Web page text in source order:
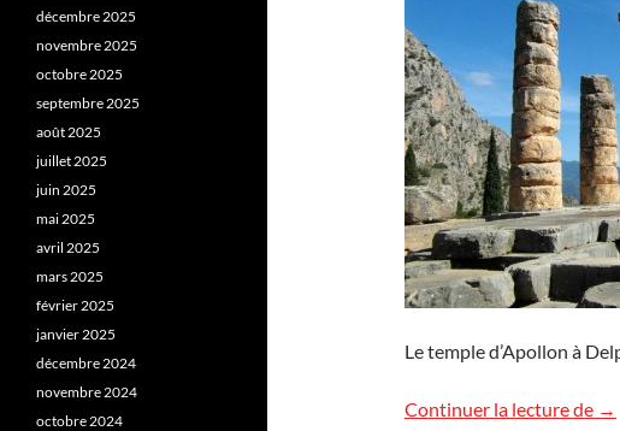
Le temple d’Apollon à
Continuer la lecture de →
décembre 2025
novembre 2025
octobre 2025
septembre 2025
août 2025
juillet 2025
juin 2025
mai 2025
avril 2025
mars 2025
février 2025
janvier 2025
décembre 2024
novembre 2024
octobre 2024